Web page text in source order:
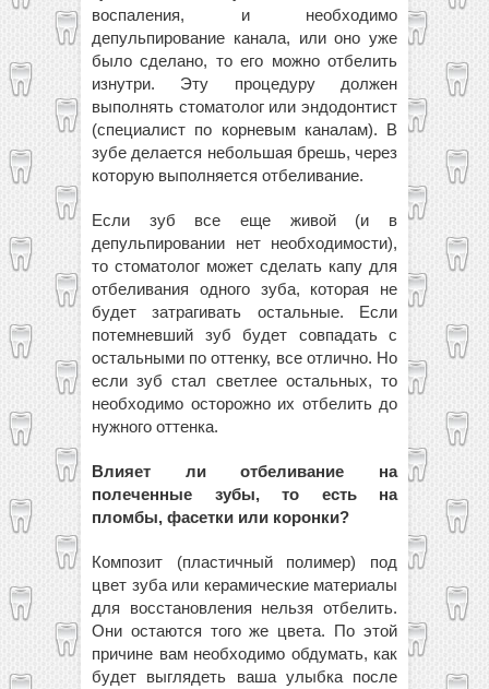
воспаления, и необходимо
депульпирование канала, или оно уже
было сделано, то его можно отбелить
изнутри. Эту процедуру должен
выполнять стоматолог или эндодонтист
(специалист по корневым каналам). В
зубе делается небольшая брешь, через
которую выполняется отбеливание.
Если зуб все еще живой (и в
депульпировании нет необходимости),
то стоматолог может сделать капу для
отбеливания одного зуба, которая не
будет затрагивать остальные. Если
потемневший зуб будет совпадать с
остальными по оттенку, все отлично. Но
если зуб стал светлее остальных, то
необходимо осторожно их отбелить до
нужного оттенка.
Влияет ли отбеливание на
полеченные зубы, то есть на
пломбы, фасетки или коронки?
Композит (пластичный полимер) под
цвет зуба или керамические материалы
для восстановления нельзя отбелить.
Они остаются того же цвета. По этой
причине вам необходимо обдумать, как
будет выглядеть ваша улыбка после